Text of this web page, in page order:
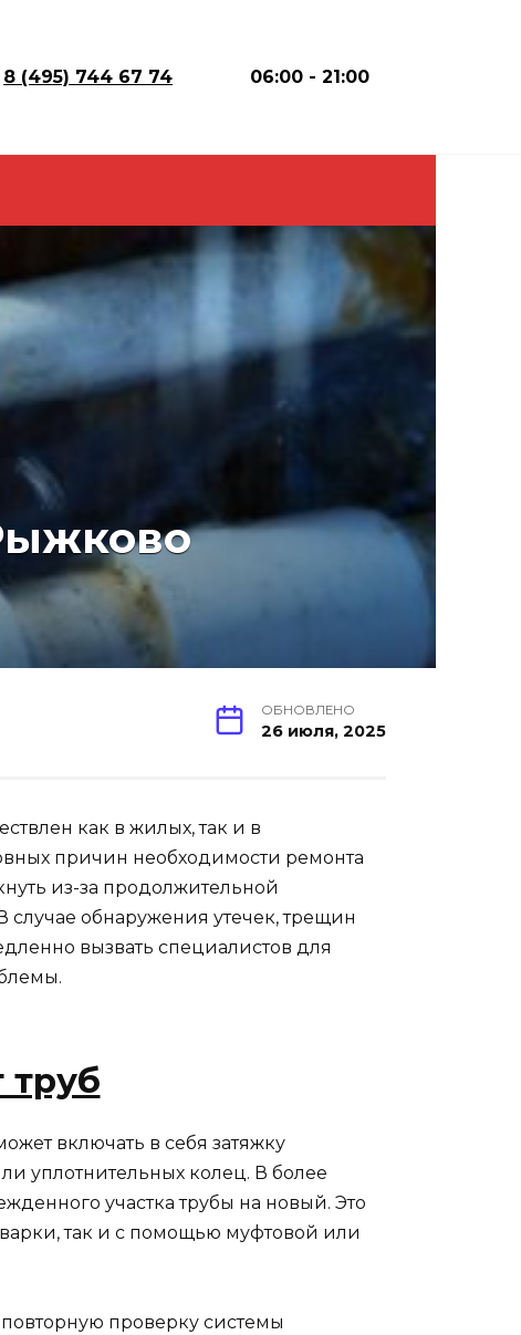
8 (495) 744 67 74 06:00 - 21:00
ОБНОВЛЕНО
26 июля, 2025
как в жилых, так и в
причин необходимости ремонта
из-за продолжительной
обнаружения утечек, трещин
вызвать специалистов для
труб
включать в себя затяжку
уплотнительных колец. В более
участка трубы на новый. Это
так и с помощью муфтовой или
проверку системы